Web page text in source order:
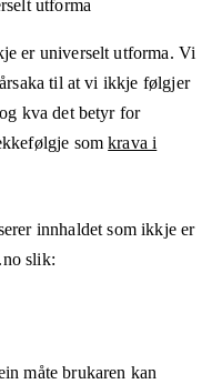
utforma
er universelt utforma. Vi
til at vi ikkje følgjer
kva det betyr for
somkrava i
innhaldet som ikkje er
slik:
måte brukaren kan